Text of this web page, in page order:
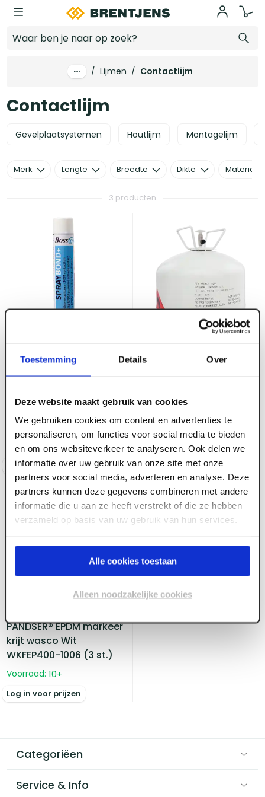
Toestemming Details Over
Deze website maakt gebruik van cookies
We gebruiken cookies om content en advertenties te
personaliseren, om functies voor social media te bieden
en om ons websiteverkeer te analyseren. Ook delen we
informatie over uw gebruik van onze site met onze
partners voor social media, adverteren en analyse. Deze
partners kunnen deze gegevens combineren met andere
informatie die u aan ze heeft verstrekt of die ze hebben
verzameld op basis van uw gebruik van hun services.
Alle cookies toestaan
Alleen noodzakelijke cookies
Ga naar hoofdinhoud
/ Lijmen / Contactlijm
Contactlijm
Gevelplaatsystemen Houtlijm Montagelijm
3 producten
BossCover Spraybond
Voorraad: 50+
Log in voor prijzen
BossCover Spraybond
(Ca. 60 m² / vat)
Voorraad: 7
Log in voor prijzen
PANDSER® EPDM markeer
krijt wasco Wit
WKFEP400-1006 (3 st.)
Voorraad: 10+
Log in voor prijzen
Merk Lengte Breedte Dikte Materiaal
Categoriëen
Service & Info